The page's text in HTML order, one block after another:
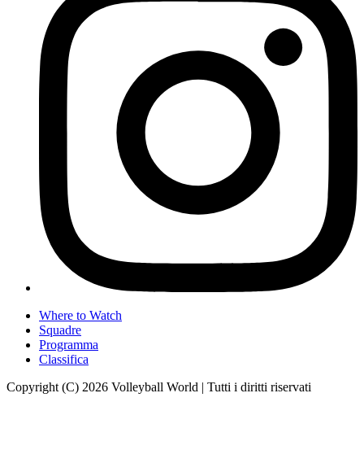
Where to Watch
Squadre
Programma
Classifica
Copyright (C) 2026 Volleyball World | Tutti i diritti riservati